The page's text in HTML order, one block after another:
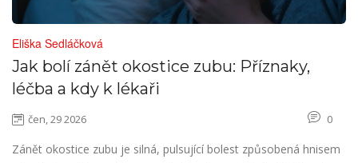
Eliška Sedláčková
Jak bolí zánět okostice zubu: Příznaky,
léčba a kdy k lékaři
čen, 29 2026 0
Zánět okostice zubu je silná, pulsující bolest způsobená hnisem